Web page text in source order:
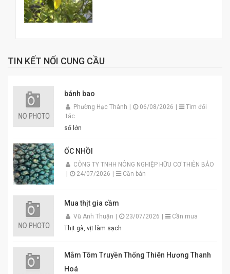
TIN KẾT NỐI CUNG CẦU
bánh bao
Phường Hạc Thành 06/08/2026
Tìm đối
tác
số lớn
ỐC NHỒI
CÔNG TY TNHH NÔNG NGHIỆP HỮU CƠ THIÊN BẢO
24/07/2026 Cần bán
Mua thịt gia cầm
Vũ Anh Thuận 23/07/2026
Cần mua
Thịt gà, vịt làm sạch
Mắm Tôm Truyền Thống Thiên Hương Thanh
Hoá